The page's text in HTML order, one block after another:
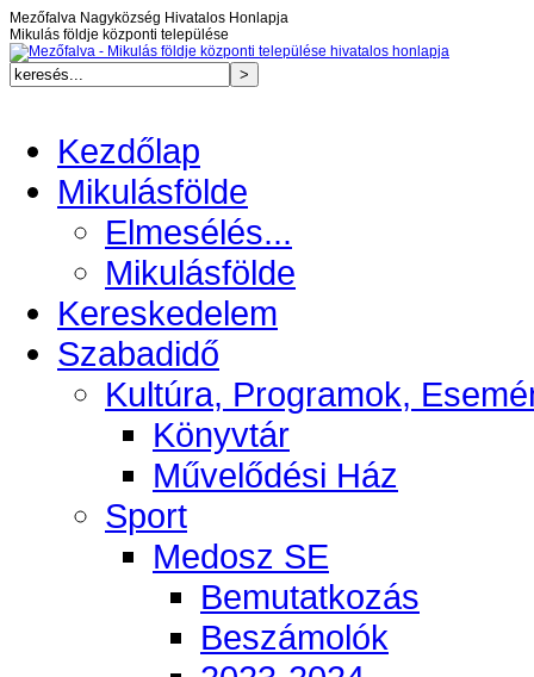
Mezőfalva Nagyközség Hivatalos Honlapja
Mikulás földje központi települése
Kezdőlap
Mikulásfölde
Elmesélés...
Mikulásfölde
Kereskedelem
Szabadidő
Kultúra, Programok,
Könyvtár
Művelődési Ház
Sport
Medosz SE
Bemutatkozás
Beszámolók